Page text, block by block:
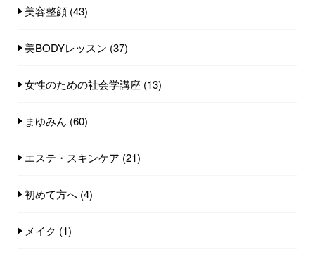
美容整顔 (43)
美BODYレッスン (37)
女性のための社会学講座 (13)
まゆみん (60)
エステ・スキンケア (21)
初めて方へ (4)
メイク (1)